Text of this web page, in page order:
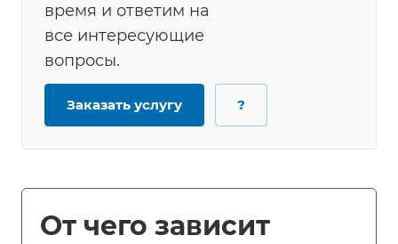
время и ответим на
все интересующие
вопросы.
Заказать услугу ?
От чего зависит